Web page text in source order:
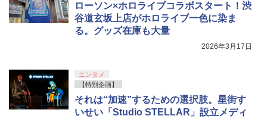
ローソン×ホロライブコラボスタート！渋
谷道玄坂上店がホロライブ一色に染ま
る。グッズ在庫も大量
2026年3月17日
エンタメ
【特別企画】
それは“加速”するための選択肢。星街す
いせい「Studio STELLAR」設立メディ